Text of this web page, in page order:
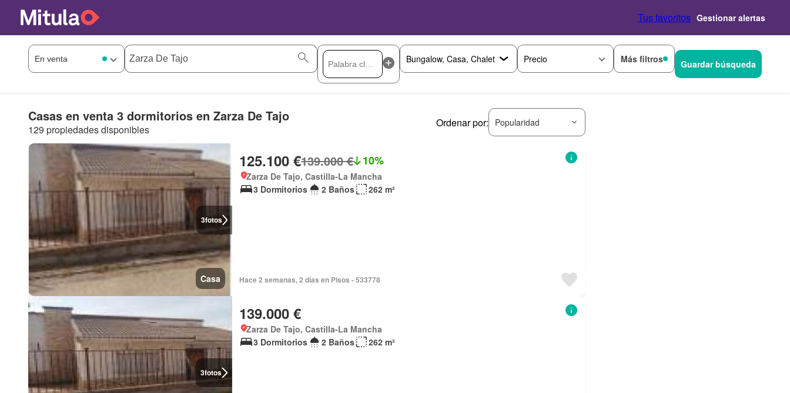
Tus favoritos Gestionar alertas
Precio Más filtros Guardar búsqueda
Casas en venta 3 dormitorios en Zarza De Tajo
129 propiedades disponibles
Ordenar por: Popularidad
3fotos
Casa
125.100 €139.000 € 10%
Zarza De Tajo, Castilla-La Mancha
3 Dormitorios
2 Baños 262 m²
Hace 2 semanas, 2 días en Pisos - 533778
3fotos
139.000 €
Zarza De Tajo, Castilla-La Mancha
3 Dormitorios
2 Baños 262 m²